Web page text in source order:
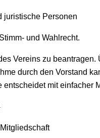
juristische Personen
und Wahlrecht.
Vereins zu beantragen.
durch den Vorstand
mit einfacher